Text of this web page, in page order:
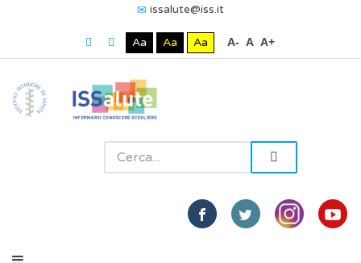
issalute@iss.it
Aa Aa Aa A- A A+